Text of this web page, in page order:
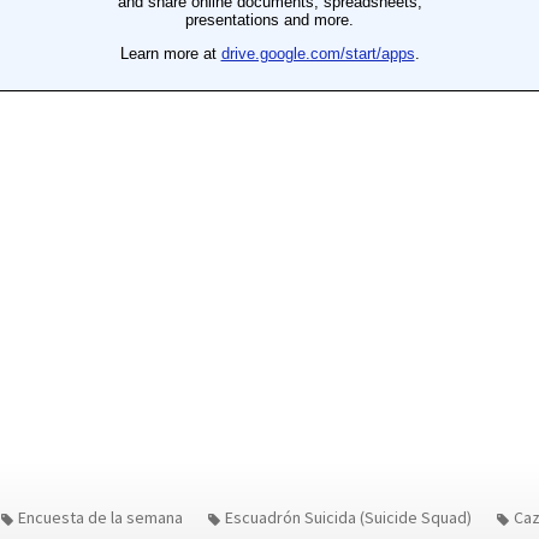
Encuesta de la semana Escuadrón Suicida (Suicide Squad)